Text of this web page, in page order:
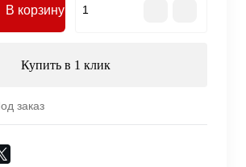
В корзину
Купить в 1 клик
заказ